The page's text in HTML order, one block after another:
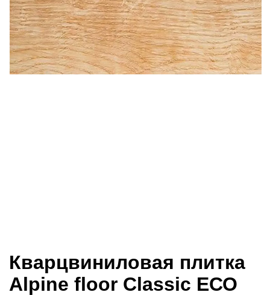
Кварцвиниловая плитка
Alpine floor Classic ЕСО